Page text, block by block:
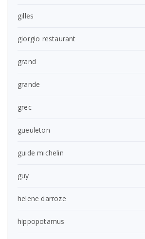
gilles
giorgio restaurant
grand
grande
grec
gueuleton
guide michelin
guy
helene darroze
hippopotamus